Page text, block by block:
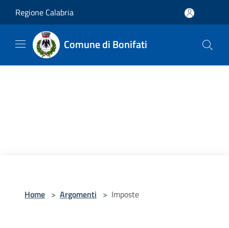
Regione Calabria
Comune di Bonifati
Home > Argomenti > Imposte